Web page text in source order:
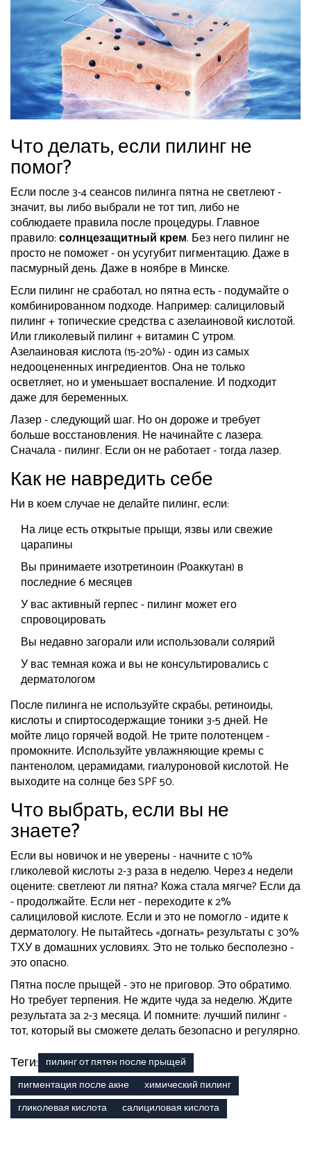
Что делать, если пилинг не
помог?
Если после 3-4 сеансов пилинга пятна не светлеют -
значит, вы либо выбрали не тот тип, либо не
соблюдаете правила после процедуры. Главное
правило:солнцезащитный крем. Без него пилинг не
просто не поможет - он усугубит пигментацию. Даже в
пасмурный день. Даже в ноябре в Минске.
Если пилинг не сработал, но пятна есть - подумайте о
комбинированном подходе. Например: салициловый
пилинг + топические средства с азелаиновой кислотой.
Или гликолевый пилинг + витамин С утром.
Азелаиновая кислота (15-20%) - один из самых
недооцененных ингредиентов. Она не только
осветляет, но и уменьшает воспаление. И подходит
даже для беременных.
Лазер - следующий шаг. Но он дороже и требует
больше восстановления. Не начинайте с лазера.
Сначала - пилинг. Если он не работает - тогда лазер.
Как не навредить себе
Ни в коем случае не делайте пилинг, если:
На лице есть открытые прыщи, язвы или свежие
царапины
Вы принимаете изотретиноин (Роаккутан) в
последние 6 месяцев
У вас активный герпес - пилинг может его
спровоцировать
Вы недавно загорали или использовали солярий
У вас темная кожа и вы не консультировались с
дерматологом
После пилинга не используйте скрабы, ретиноиды,
кислоты и спиртосодержащие тоники 3-5 дней. Не
мойте лицо горячей водой. Не трите полотенцем -
промокните. Используйте увлажняющие кремы с
пантенолом, церамидами, гиалуроновой кислотой. Не
выходите на солнце без SPF 50.
Что выбрать, если вы не
знаете?
Если вы новичок и не уверены - начните с 10%
гликолевой кислоты 2-3 раза в неделю. Через 4 недели
оцените: светлеют ли пятна? Кожа стала мягче? Если да
- продолжайте. Если нет - переходите к 2%
салициловой кислоте. Если и это не помогло - идите к
дерматологу. Не пытайтесь «догнать» результаты с 30%
ТХУ в домашних условиях. Это не только бесполезно -
это опасно.
Пятна после прыщей - это не приговор. Это обратимо.
Но требует терпения. Не ждите чуда за неделю. Ждите
результата за 2-3 месяца. И помните: лучший пилинг -
тот, который вы сможете делать безопасно и регулярно.
Теги: пилинг от пятен после прыщей
пигментация после акне
химический пилинг
гликолевая кислота
салициловая кислота